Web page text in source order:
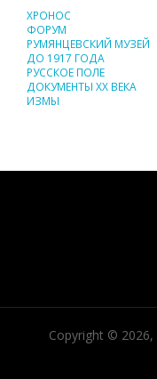
ХРОНОС
ФОРУМ
РУМЯНЦЕВСКИЙ МУЗЕЙ
ДО 1917 ГОДА
РУССКОЕ ПОЛЕ
ДОКУМЕНТЫ XX ВЕКА
ИЗМЫ
Copyright © 2026,